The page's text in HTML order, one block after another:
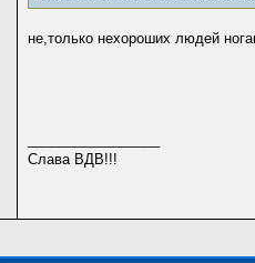
не,только нехороших людей
Слава ВДВ!!!